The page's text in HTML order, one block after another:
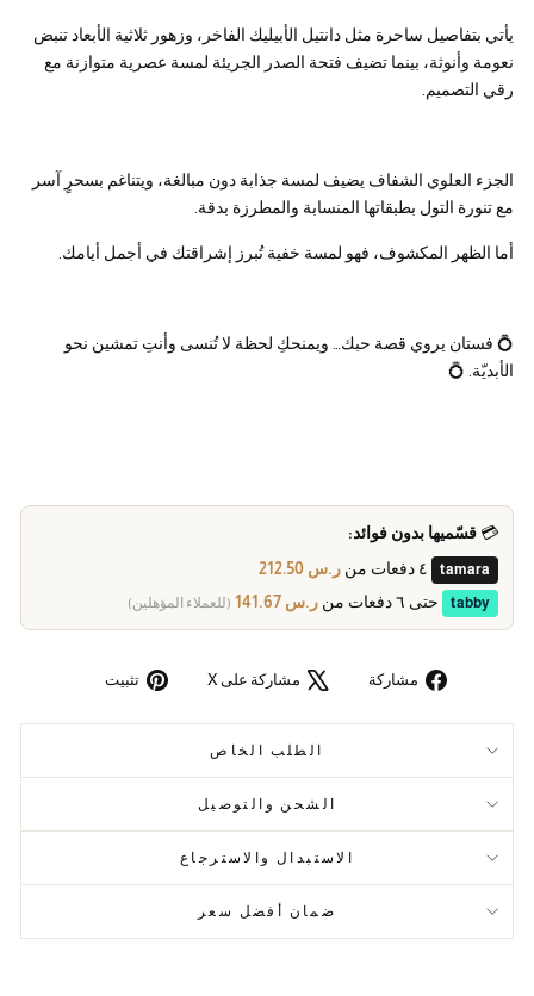
يأتي بتفاصيل ساحرة مثل دانتيل الأبيليك الفاخر، وزهور ثلاثية الأبعاد تنبض
نعومة وأنوثة، بينما تضيف فتحة الصدر الجريئة لمسة عصرية متوازنة مع
رقي التصميم.
الجزء العلوي الشفاف يضيف لمسة جذابة دون مبالغة، ويتناغم بسحرٍ آسر
مع تنورة التول بطبقاتها المنسابة والمطرزة بدقة.
أما الظهر المكشوف، فهو لمسة خفية تُبرز إشراقتك في أجمل أيامك.
💍 فستان يروي قصة حبك… ويمنحكِ لحظة لا تُنسى وأنتِ تمشين نحو
الأبديّة. 💍
💳 قسّميها بدون فوائد:
tamara ر.س 212.50
tabby حتى ٦ دفعات من ر.س 141.67 (للعملاء المؤهلين)
مشاركة مشاركة على X تثبيت
الطلب الخاص
الشحن والتوصيل
الاستبدال والاسترجاع
ضمان أفضل سعر